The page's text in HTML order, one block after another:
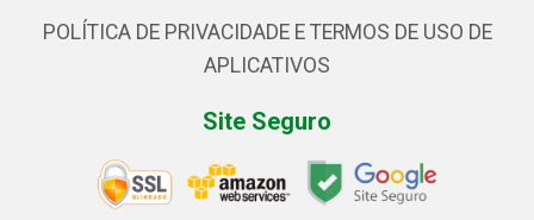
POLÍTICA DE PRIVACIDADE E TERMOS DE USO DE
APLICATIVOS
Site Seguro